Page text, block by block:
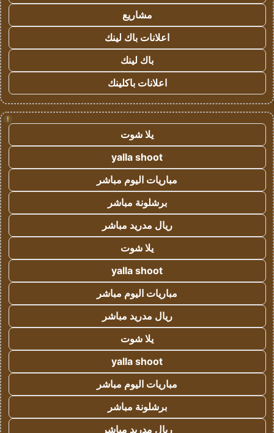
مشاريع
اعلانات باك لينك
باك لينك
اعلانات باكلينك
!
يلا شوت
yalla shoot
مباريات اليوم مباشر
برشلونة مباشر
ريال مدريد مباشر
يلا شوت
yalla shoot
مباريات اليوم مباشر
ريال مدريد مباشر
يلا شوت
yalla shoot
مباريات اليوم مباشر
برشلونة مباشر
ريال مدريد مباشر